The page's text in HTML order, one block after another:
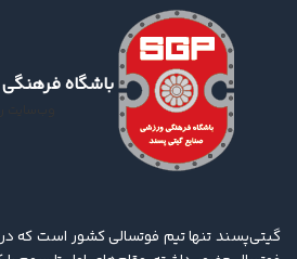
باشگاه
گیتی‌پسند تنها تیم فوتسالی کشور است که در